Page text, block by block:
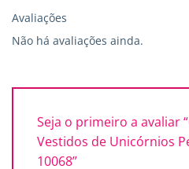
Avaliações
Não há avaliações ainda.
Seja o primeiro a avaliar
Vestidos de Unicórnios
10068”